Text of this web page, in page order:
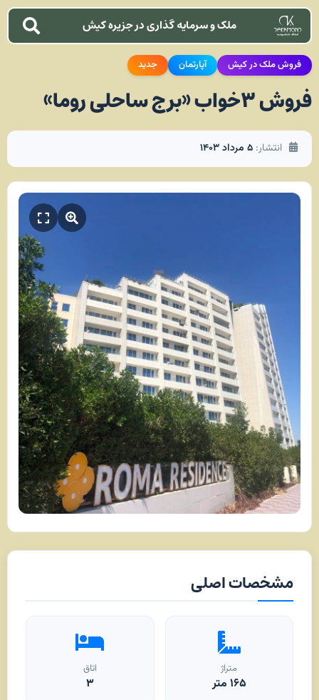
ملک و سرمایه گذاری در جزیره کیش
فروش ملک در کیش آپارتمان جدید
فروش ۳خواب «برج ساحلی روما»
انتشار: ۵ مرداد ۱۴۰۳
مشخصات اصلی
متراژ
۱۶۵ متر
اتاق
۳